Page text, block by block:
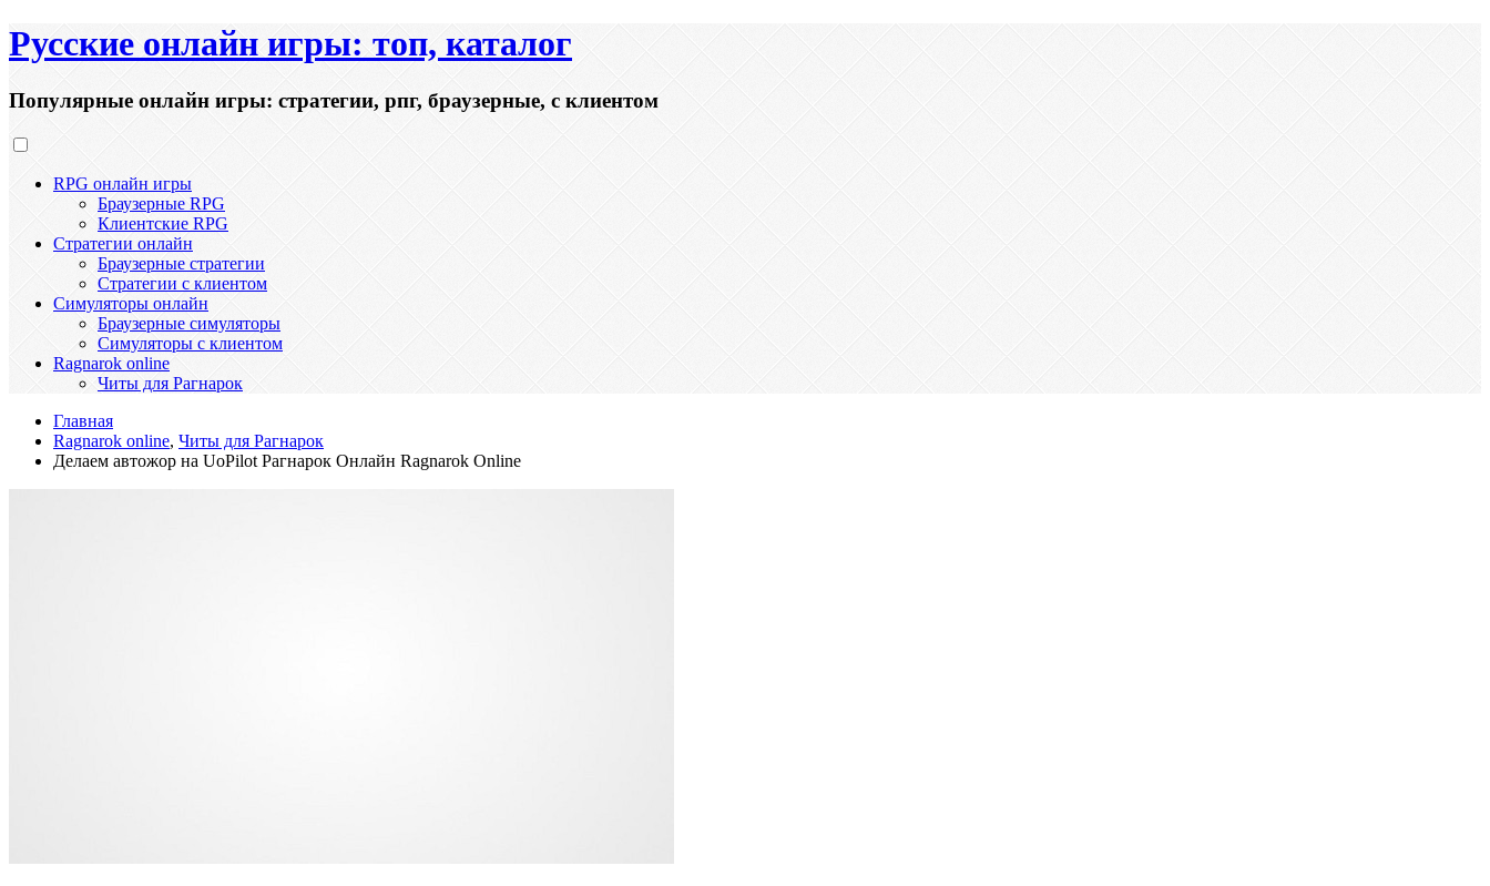
Русские онлайн игры: топ, каталог
Популярные онлайн игры: стратегии, рпг, браузерные, с клиентом
RPG онлайн игры
Браузерные RPG
Клиентские RPG
Стратегии онлайн
Браузерные стратегии
Стратегии с клиентом
Симуляторы онлайн
Браузерные симуляторы
Симуляторы с клиентом
Ragnarok online
Читы для Рагнарок
Главная
Ragnarok online, Читы для Рагнарок
Делаем автожор на UoPilot Рагнарок Онлайн Ragnarok Online